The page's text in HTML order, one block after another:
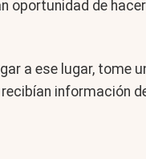
oportunidad de
a ese lugar, tome
información